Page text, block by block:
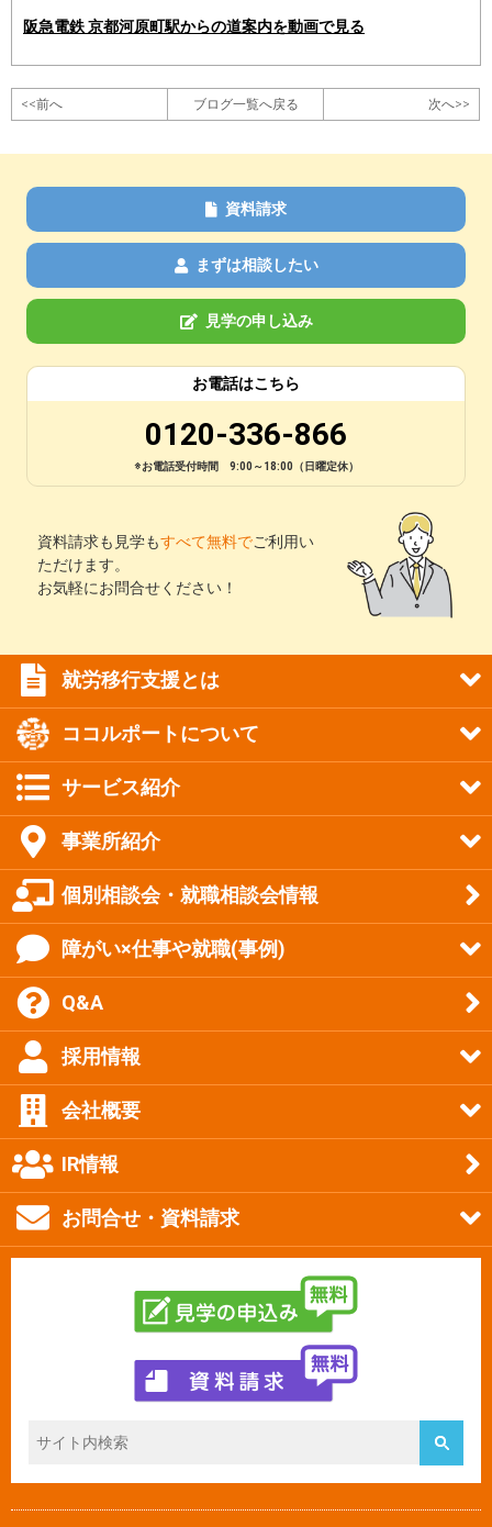
阪急電鉄 京都河原町駅からの道案内を動画で見る
<<前へ ブログ一覧へ戻る 次へ>>
資料請求
まずは相談したい
見学の申し込み
お電話はこちら
0120-336-866
※お電話受付時間 9:00～18:00（日曜定休）
資料請求も見学もすべて無料でご利用い
ただけます。
お気軽にお問合せください！
就労移行支援とは
ココルポートについて
サービス紹介
事業所紹介
個別相談会・就職相談会情報
障がい×仕事や就職(事例)
Q&A
採用情報
会社概要
IR情報
お問合せ・資料請求